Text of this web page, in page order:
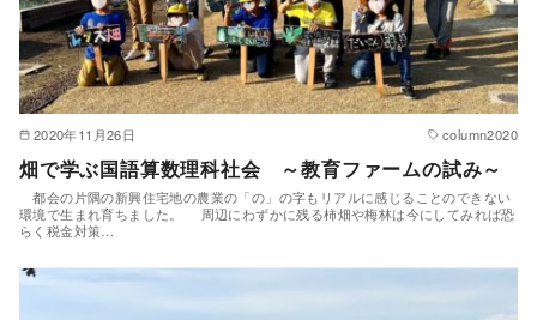
2020年11月26日 column2020
畑で学ぶ国語算数理科社会 ～教育ファームの試み～
都会の片隅の新興住宅地の農業の「の」の字もリアルに感じることのできない
環境で生まれ育ちました。 周辺にわずかに残る柿畑や梅林は今にしてみれば恐
らく税金対策…